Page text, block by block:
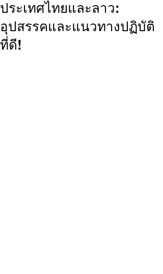
ประเทศไทยและลาว:
อุปสรรคและแนวทางปฏิบัติ
ที่ดี!